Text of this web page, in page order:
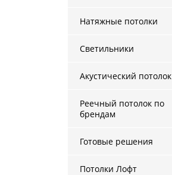
Натяжные потолки
Светильники
Акустический потолок
Реечный потолок по
брендам
Готовые решения
Потолки Лофт